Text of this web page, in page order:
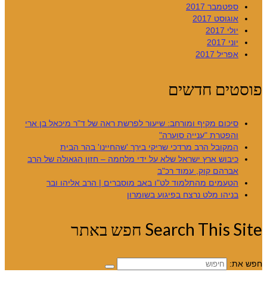
ספטמבר 2017
אוגוסט 2017
יולי 2017
יוני 2017
אפריל 2017
פוסטים חדשים
סיכום מקיף ומורחב: שיעור לפרשת ראה של ד"ר מיכאל בן ארי
והפטרת "ענייה סוערה"
המקובל הרב מרדכי שריקי בירך 'שהחיינו' בהר הבית
כיבוש ארץ ישראל שלא על ידי מלחמה – חזון הגאולה של הרב
אברהם קוק, עמוד רכ"ב
הטעמים מהתלמוד לט"ו באב מוסברים | הרב אליהו ובר
בניהו מלט נרצח בפיגוע בשומרון
Search This Site חפש באתר
חפש את: